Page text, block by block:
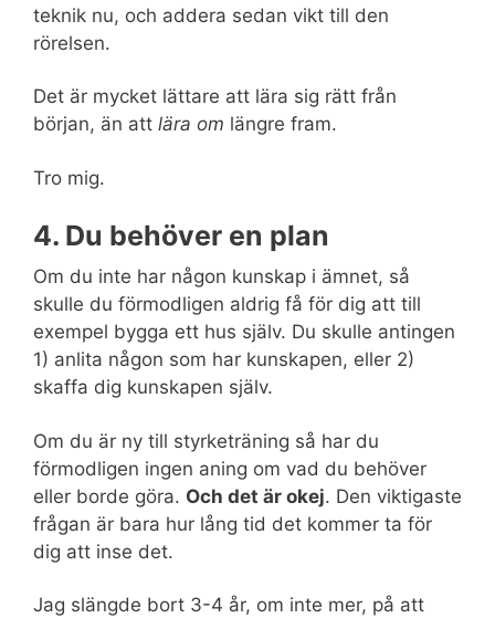
teknik nu, och addera sedan vikt till den
rörelsen.
Det är mycket lättare att lära sig rätt från
början, än att lära om längre fram.
Tro mig.
4. Du behöver en plan
Om du inte har någon kunskap i ämnet, så
skulle du förmodligen aldrig få för dig att till
exempel bygga ett hus själv. Du skulle antingen
1) anlita någon som har kunskapen, eller 2)
skaffa dig kunskapen själv.
Om du är ny till styrketräning så har du
förmodligen ingen aning om vad du behöver
eller borde göra. Och det är okej. Den viktigaste
frågan är bara hur lång tid det kommer ta för
dig att inse det.
Jag slängde bort 3-4 år, om inte mer, på att